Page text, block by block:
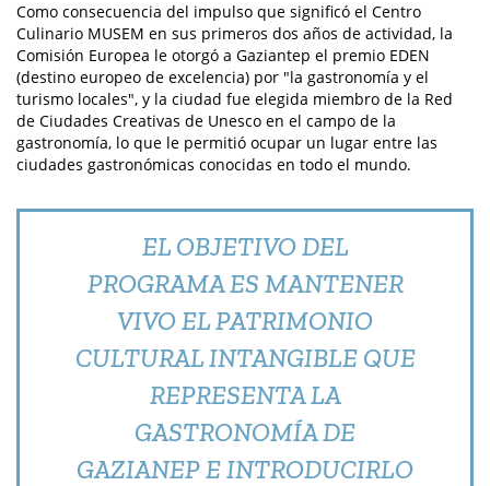
Como consecuencia del impulso que significó el Centro
Culinario MUSEM en sus primeros dos años de actividad, la
Comisión Europea le otorgó a Gaziantep el premio EDEN
(destino europeo de excelencia) por "la gastronomía y el
turismo locales", y la ciudad fue elegida miembro de la Red
de Ciudades Creativas de Unesco en el campo de la
gastronomía, lo que le permitió ocupar un lugar entre las
ciudades gastronómicas conocidas en todo el mundo.
EL OBJETIVO DEL
PROGRAMA ES MANTENER
VIVO EL PATRIMONIO
CULTURAL INTANGIBLE QUE
REPRESENTA LA
GASTRONOMÍA DE
GAZIANEP E INTRODUCIRLO